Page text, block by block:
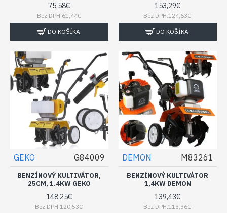
75,58€
Bez DPH:61,44€
DO KOŠÍKA
153,29€
Bez DPH:124,63€
DO KOŠÍKA
GEKO G84009
BENZÍNOVÝ KULTIVÁTOR,
25CM, 1.4KW GEKO
148,25€
Bez DPH:120,53€
DEMON M83261
BENZÍNOVÝ KULTIVÁTOR
1,4KW DEMON
139,43€
Bez DPH:113,36€